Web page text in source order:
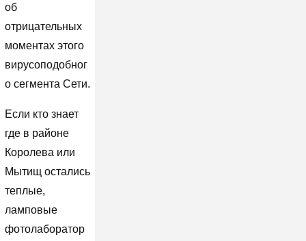
об
отрицательных
моментах этого
вирусоподобног
о сегмента Сети.
Если кто знает
где в районе
Королева или
Мытищ остались
теплые,
ламповые
фотолаборатор